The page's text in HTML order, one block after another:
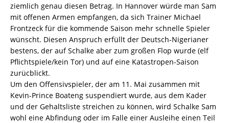
ziemlich genau diesen Betrag. In Hannover würde man Sam
mit offenen Armen empfangen, da sich Trainer Michael
Frontzeck für die kommende Saison mehr schnelle Spieler
wünscht. Diesen Anspruch erfüllt der Deutsch-Nigerianer
bestens, der auf Schalke aber zum großen Flop wurde (elf
Pflichtspiele/kein Tor) und auf eine Katastropen-Saison
zurücblickt.
Um den Offensivspieler, der am 11. Mai zusammen mit
Kevin-Prince Boateng suspendiert wurde, aus dem Kader
und der Gehaltsliste streichen zu können, wird Schalke Sam
wohl eine Abfindung oder im Falle einer Ausleihe einen Teil